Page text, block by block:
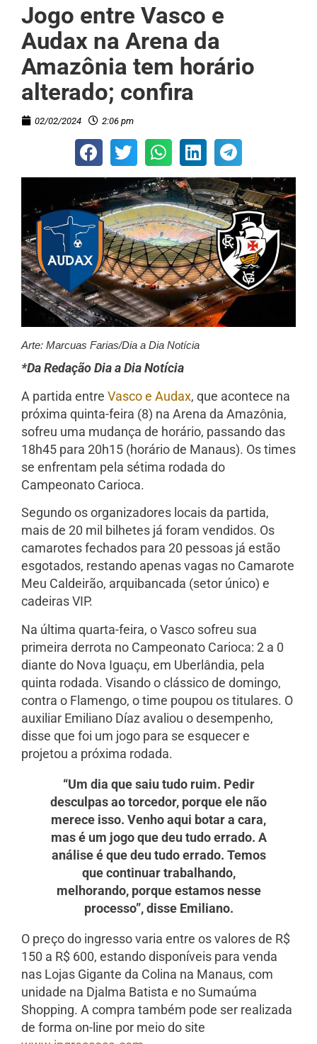
Jogo entre Vasco e
Audax na Arena da
Amazônia tem horário
alterado; confira
02/02/2024 2:06 pm
Arte: Marcuas Farias/Dia a Dia Notícia
*Da Redação Dia a Dia Notícia
A partida entre Vasco e Audax, que acontece na
próxima quinta-feira (8) na Arena da Amazônia,
sofreu uma mudança de horário, passando das
18h45 para 20h15 (horário de Manaus). Os times
se enfrentam pela sétima rodada do
Campeonato Carioca.
Segundo os organizadores locais da partida,
mais de 20 mil bilhetes já foram vendidos. Os
camarotes fechados para 20 pessoas já estão
esgotados, restando apenas vagas no Camarote
Meu Caldeirão, arquibancada (setor único) e
cadeiras VIP.
Na última quarta-feira, o Vasco sofreu sua
primeira derrota no Campeonato Carioca: 2 a 0
diante do Nova Iguaçu, em Uberlândia, pela
quinta rodada. Visando o clássico de domingo,
contra o Flamengo, o time poupou os titulares. O
auxiliar Emiliano Díaz avaliou o desempenho,
disse que foi um jogo para se esquecer e
projetou a próxima rodada.
“Um dia que saiu tudo ruim. Pedir
desculpas ao torcedor, porque ele não
merece isso. Venho aqui botar a cara,
mas é um jogo que deu tudo errado. A
análise é que deu tudo errado. Temos
que continuar trabalhando,
melhorando, porque estamos nesse
processo”, disse Emiliano.
O preço do ingresso varia entre os valores de R$
150 a R$ 600, estando disponíveis para venda
nas Lojas Gigante da Colina na Manaus, com
unidade na Djalma Batista e no Sumaúma
Shopping. A compra também pode ser realizada
de forma on-line por meio do site